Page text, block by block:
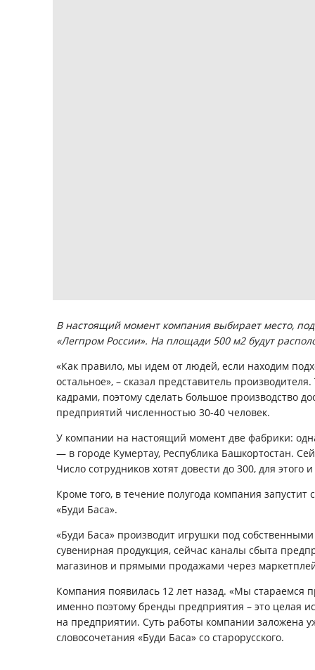
В настоящий момент компания выбирает место,
«Легпром России». На площади 500 м2 будут
«Как правило, мы идем от людей, если находим
остальное», – сказал представитель
кадрами, поэтому сделать большое производство
предприятий численностью 30-40 человек.
У компании на настоящий момент две фабрики:
— в городе Кумертау, Республика Башкортостан.
Число сотрудников хотят довести до 300, для
Кроме того, в течение полугода компания
«Буди Баса».
«Буди Баса» производит игрушки под
сувенирная продукция, сейчас каналы сбыта
магазинов и прямыми продажами через
Компания появилась 12 лет назад. «Мы стараемся
именно поэтому бренды предприятия – это целая
на предприятии. Суть работы компании заложена
словосочетания «Буди Баса» со старорусского.